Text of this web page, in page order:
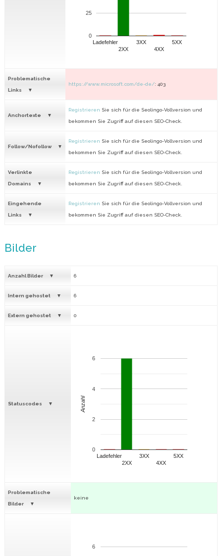
Ladefehler
2XX
3XX
4XX
5XX
0
25
Problematische
Links
https://www.microsoft.com/de-de/: 403
Anchortexte
Registrieren Sie sich für die Seolingo-Vollversion und
bekommen Sie Zugriff auf diesen SEO-Check.
Follow/Nofollow
Registrieren Sie sich für die Seolingo-Vollversion und
bekommen Sie Zugriff auf diesen SEO-Check.
Verlinkte
Domains
Registrieren Sie sich für die Seolingo-Vollversion und
bekommen Sie Zugriff auf diesen SEO-Check.
Eingehende
Links
Registrieren Sie sich für die Seolingo-Vollversion und
bekommen Sie Zugriff auf diesen SEO-Check.
Bilder
Anzahl Bilder 6
Intern gehostet 6
Extern gehostet 0
Statuscodes
Ladefehler
2XX
3XX
4XX
5XX
0
2
4
6
Anzahl
Problematische
Bilder
keine
6